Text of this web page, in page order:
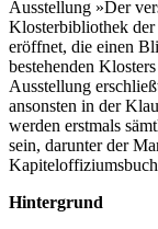
Ausstellung »Der
Klosterbibliothek
eröffnet, die einen
bestehenden
Ausstellung
ansonsten in der
werden erstmals
sein, darunter der
Hintergrund